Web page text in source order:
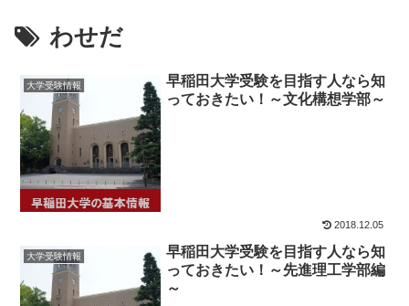
わせだ
大学受験情報
早稲田大学受験を目指す人なら知
っておきたい！～文化構想学部～
2018.12.05
大学受験情報
早稲田大学受験を目指す人なら知
っておきたい！～先進理工学部編
～